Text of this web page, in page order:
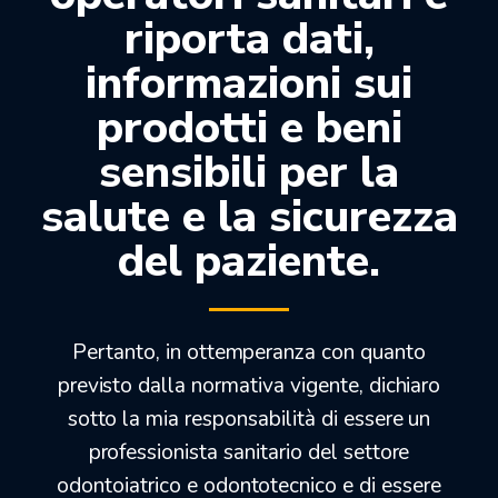
Procedura per restauro diretto:
1. Preparazione della cavità
– Restauri anteriori: utilizzare tecniche
convenzionali per le cavità di classe III, IV e V.
– Restauri posteriori: preparare adeguatamente
la cavità; arrotondare angoli vivi ed eliminare
eventuali residui come amalgama o materiali
che interferiscono con la polimerizzazione.
2. Protezione della polpa. In caso di esposizione
pulpare, applicare una piccola
quantità di idrossido di calcio sull’area
necessario.
3. Posizionamento della matrice
– Restauri anteriori: utilizzare strisce di Mylar o
corone
riporta dati,
informazioni sui
prodotti e beni
sensibili per la
salute e la sicurezza
del paziente.
Pertanto, in ottemperanza con quanto
previsto dalla normativa vigente, dichiaro
sotto la mia responsabilità di essere un
professionista sanitario del settore
odontoiatrico e odontotecnico e di essere